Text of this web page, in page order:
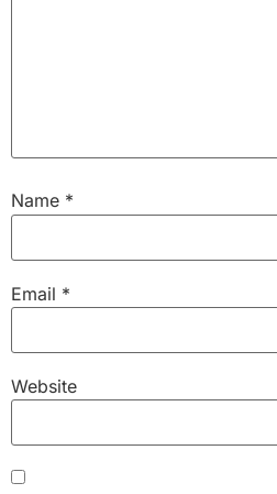
Name *
Email *
Website